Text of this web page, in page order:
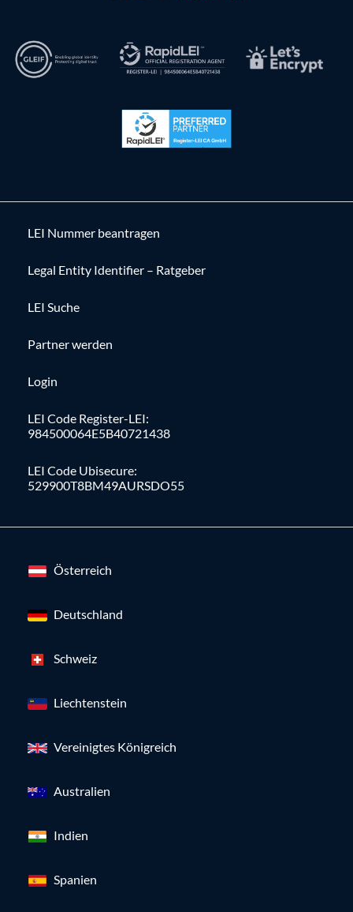
LEI Nummer beantragen
Legal Entity Identifier – Ratgeber
LEI Suche
Partner werden
Login
LEI Code Register-LEI:
984500064E5B40721438
LEI Code Ubisecure:
529900T8BM49AURSDO55
Österreich
Deutschland
Schweiz
Liechtenstein
Vereinigtes Königreich
Australien
Indien
Spanien